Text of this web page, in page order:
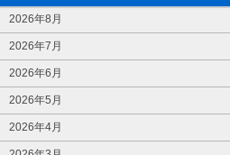
2026年8月
2026年7月
2026年6月
2026年5月
2026年4月